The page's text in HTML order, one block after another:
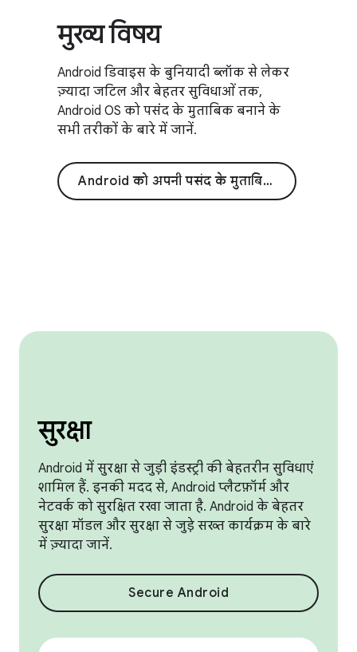
मुख्य विषय
Android डिवाइस के बुनियादी ब्लॉक से लेकर
ज़्यादा जटिल और बेहतर सुविधाओं तक,
Android OS को पसंद के मुताबिक बनाने के
सभी तरीकों के बारे में जानें.
Android को अपनी पसंद के मुताबिक बनाना
सुरक्षा
Android में सुरक्षा से जुड़ी इंडस्ट्री की बेहतरीन सुविधाएं
शामिल हैं. इनकी मदद से, Android प्लैटफ़ॉर्म और
नेटवर्क को सुरक्षित रखा जाता है. Android के बेहतर
सुरक्षा मॉडल और सुरक्षा से जुड़े सख्त कार्यक्रम के बारे
में ज़्यादा जानें.
Secure Android